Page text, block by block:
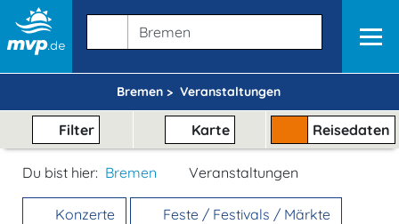
Bremen > Veranstaltungen
Filter Karte Reisedaten
Du bist hier: Bremen Veranstaltungen
Konzerte Feste / Festivals / Märkte